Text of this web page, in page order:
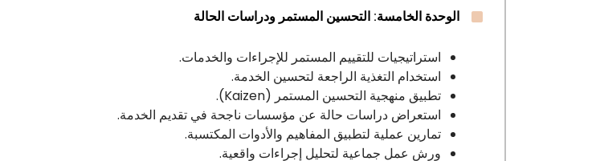
الوحدة الخامسة: التحسين المستمر ودراسات الحالة
استراتيجيات للتقييم المستمر للإجراءات والخدمات.
استخدام التغذية الراجعة لتحسين الخدمة.
تطبيق منهجية التحسين المستمر (Kaizen).
استعراض دراسات حالة عن مؤسسات ناجحة في تقديم الخدمة.
تمارين عملية لتطبيق المفاهيم والأدوات المكتسبة.
ورش عمل جماعية لتحليل إجراءات واقعية.